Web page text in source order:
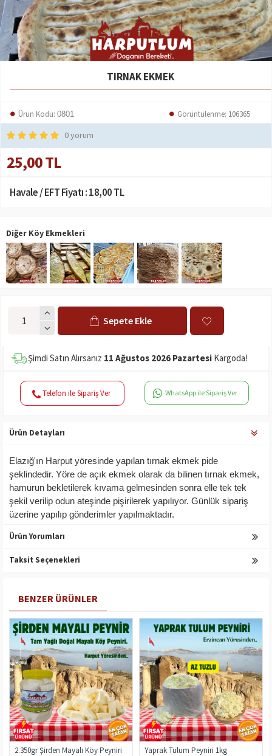
TIRNAK EKMEK
Ürün Kodu: 0801 Görüntülenme: 106365
0 yorum
25,00 TL
Havale / EFT Fiyatı :18,00 TL
Diğer Köy Ekmekleri
Sepete Ekle
Şimdi Satın Alırsanız 11 Ağustos 2026 Pazartesi Kargoda!
Telefon ile Sipariş Ver WhatsApp ile Sipariş Ver
Ürün Detayları
Elazığ'ın Harput yöresinde yapılan tırnak ekmek pide
şeklindedir. Yöre de açık ekmek olarak da bilinen tırnak ekmek,
hamurun bekletilerek kıvama gelmesinden sonra elle tek tek
şekil verilip odun ateşinde pişirilerek yapılıyor. Günlük sipariş
üzerine yapılıp gönderimler yapılmaktadır.
Ürün Yorumları
Taksit Seçenekleri
BENZER ÜRÜNLER
2.350gr Şirden Mayalı Köy Peyniri Yaprak Tulum Peyniri 1kg